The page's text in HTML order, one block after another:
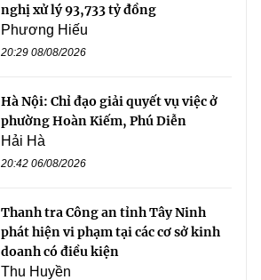
nghị xử lý 93,733 tỷ đồng
Phương Hiếu
20:29 08/08/2026
Hà Nội: Chỉ đạo giải quyết vụ việc ở
phường Hoàn Kiếm, Phú Diễn
Hải Hà
20:42 06/08/2026
Thanh tra Công an tỉnh Tây Ninh
phát hiện vi phạm tại các cơ sở kinh
doanh có điều kiện
Thu Huyền